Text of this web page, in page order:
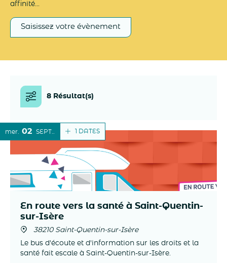
affinité...
Saisissez votre évènement
8 Résultat(s)
1 DATES
mer. 02 SEPT.
En route vers la santé à Saint-Quentin-
sur-Isère
38210 Saint-Quentin-sur-Isère
Le bus d'écoute et d'information sur les droits et la
santé fait escale à Saint-Quentin-sur-Isère.